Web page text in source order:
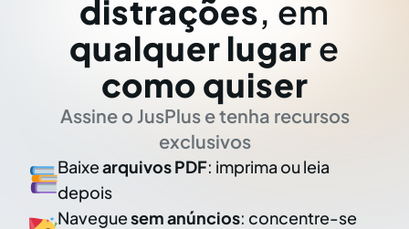
distrações, em
qualquer lugar e
como quiser
Assine o JusPlus e tenha recursos
exclusivos
Baixearquivos PDF: imprima ou leia
depois
Naveguesem anúncios: concentre-se